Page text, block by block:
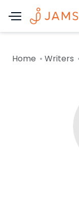
Home Writers